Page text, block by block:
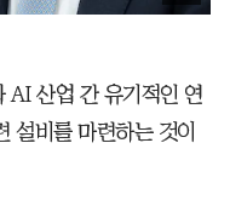
AI 산업 간 유기적인 연
설비를 마련하는 것이